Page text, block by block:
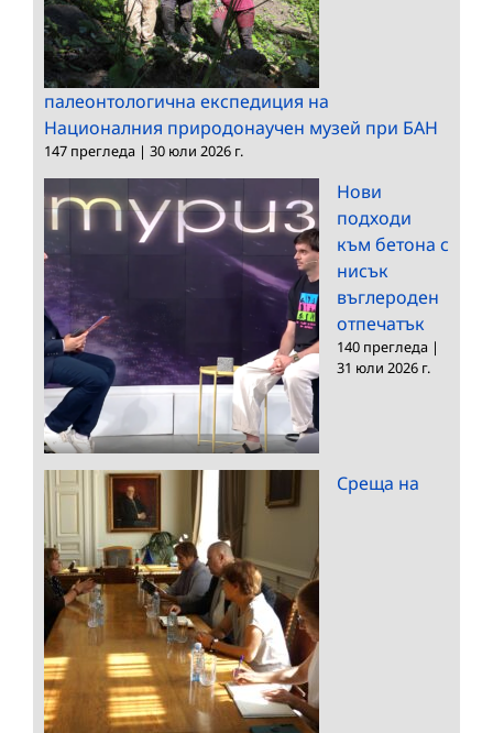
палеонтологична експедиция на
Националния природонаучен музей при БАН
147 прегледа | 30 юли 2026 г.
Нови
подходи
към бетона с
нисък
въглероден
отпечатък
140 прегледа |
31 юли 2026 г.
Среща на